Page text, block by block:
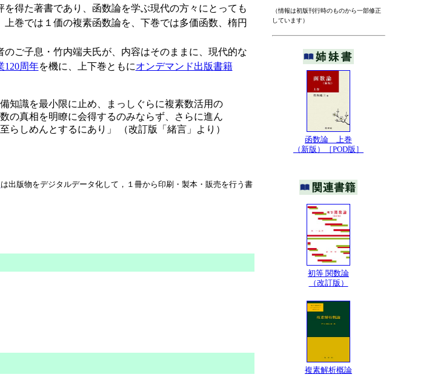
得た著書であり、函数論を学ぶ現代の方々にとっても
巻では１価の複素函数論を、下巻では多価函数、楕円
ご子息・竹内端夫氏が、内容はそのままに、現代的な
120周年を機に、上下巻ともにオンデマンド出版書籍
知識を最小限に止め、まっしぐらに複素数活用の
の真相を明瞭に会得するのみならず、さらに進ん
らしめんとするにあり」 （改訂版「緒言」より）
は出版物をデジタルデータ化して，１冊から印刷・製本・販売を行う書
（情報は初版刊行時のものから一部修正
しています）
函数論 上巻
（新版）［POD版］
初等 関数論
（改訂版）
複素解析概論